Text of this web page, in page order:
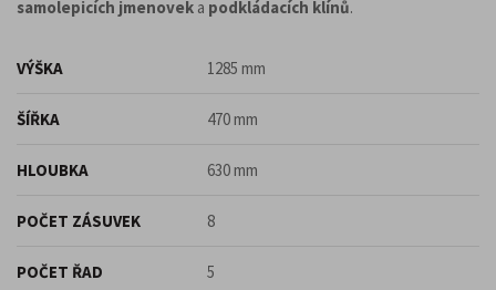
samolepicích jmenovek a podkládacích klínů.
VÝŠKA 1285 mm
ŠÍŘKA 470 mm
HLOUBKA 630 mm
POČET ZÁSUVEK 8
POČET ŘAD 5